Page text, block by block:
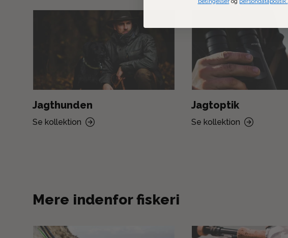
Jagthunden
Se kollektion
Jagtoptik
Se kollektion
Mere indenfor fiskeri